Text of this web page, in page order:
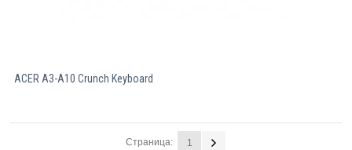
ACER A3-A10 Crunch Keyboard
Страница: 1